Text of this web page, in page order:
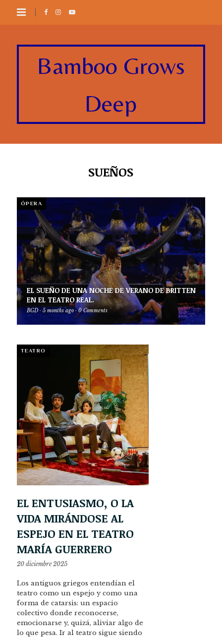
Bamboo Grows
Deep
SUEÑOS
ÓPERA
EL SUEÑO DE UNA NOCHE DE VERANO DE BRITTEN
EN EL TEATRO REAL.
BGD · 5 months ago · 0 Comments
TEATRO
EL ENTUSIASMO, O LA
VIDA MIRÁNDOSE AL
ESPEJO EN EL TEATRO
MARÍA GUERRERO
20 diciembre 2025
Los antiguos griegos entendían el
teatro como un espejo y como una
forma de catarsis: un espacio
colectivo donde reconocerse,
emocionarse y, quizá, aliviar algo de
lo que pesa. Ir al teatro sigue siendo